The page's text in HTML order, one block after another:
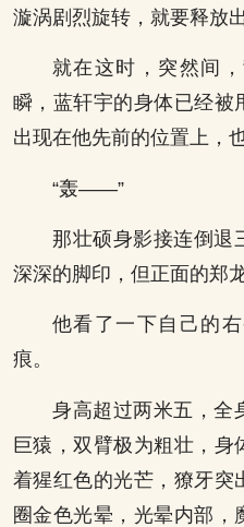
漩涡剧烈旋转，就要释放
就在这时，突然间
瞬，蓝轩宇的身体已经被
出现在他先前的位置上，
“轰——”
那壮硕身影接连倒退
深深的脚印，但正面的郑
他看了一下自己的
痕。
身高超过两米五，全
巨猿，双臂极为粗壮，身
着猩红色的光芒，獠牙突
圈金色光晕，光晕内部，